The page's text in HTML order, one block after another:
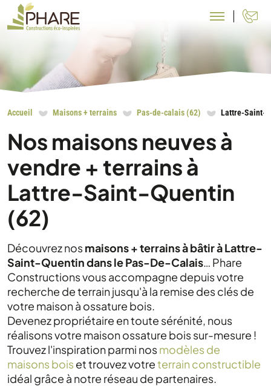
Accueil Maisons + terrains Pas-de-calais (62) Lattre-Saint-
Nos maisons neuves à
vendre + terrains à
Lattre-Saint-Quentin
(62)
Découvrez nosmaisons + terrains à bâtir à Lattre-
Saint-Quentin dans le Pas-De-Calais… Phare
Constructions vous accompagne depuis votre
recherche de terrain jusqu'à la remise des clés de
votre maison à ossature bois.
Devenez propriétaire en toute sérénité, nous
réalisons votre maison ossature bois sur-mesure !
Trouvez l'inspiration parmi nosmodèles de
maisons bois et trouvez votreterrain constructible
idéal grâce à notre réseau de partenaires.